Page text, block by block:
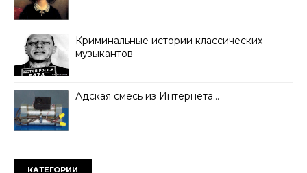
Криминальные истории классических
музыкантов
Адская смесь из Интернета…
КАТЕГОРИИ